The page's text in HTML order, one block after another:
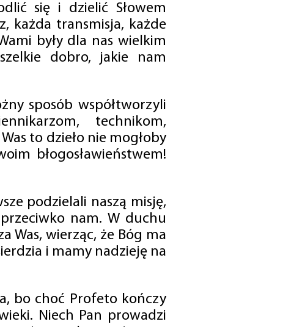
się i dzielić Słowem
każda transmisja, każde
były dla nas wielkim
dobro, jakie nam
sposób współtworzyli
technikom,
to dzieło nie mogłoby
błogosławieństwem!
podzielali naszą misję,
nam. W duchu
Was, wierząc, że Bóg ma
i mamy nadzieję na
bo choć Profeto kończy
Niech Pan prowadzi